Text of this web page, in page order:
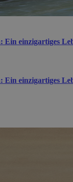
einzigartiges
einzigartiges